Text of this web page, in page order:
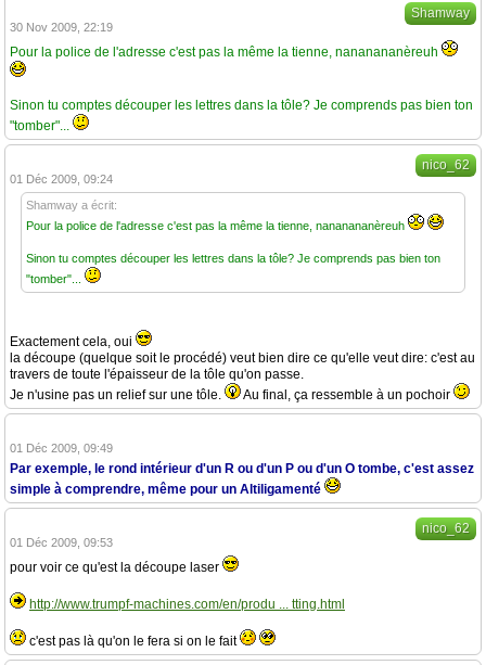
Shamway
30 Nov 2009, 22:19
Pour la police de l'adresse c'est pas la même la tienne, nananananèreuh
Sinon tu comptes découper les lettres dans la tôle? Je comprends pas bien ton
"tomber"...
nico_62
01 Déc 2009, 09:24
Shamway a écrit:
Pour la police de l'adresse c'est pas la même la tienne, nananananèreuh
Sinon tu comptes découper les lettres dans la tôle? Je comprends pas bien ton
"tomber"...
Exactement cela, oui
la découpe (quelque soit le procédé) veut bien dire ce qu'elle veut dire: c'est au
travers de toute l'épaisseur de la tôle qu'on passe.
Je n'usine pas un relief sur une tôle.
Au final, ça ressemble à un pochoir
01 Déc 2009, 09:49
Par exemple, le rond intérieur d'un R ou d'un P ou d'un O tombe, c'est assez
simple à comprendre, même pour un Altiligamenté
nico_62
01 Déc 2009, 09:53
pour voir ce qu'est la découpe laser
http://www.trumpf-machines.com/en/produ ... tting.html
c'est pas là qu'on le fera si on le fait